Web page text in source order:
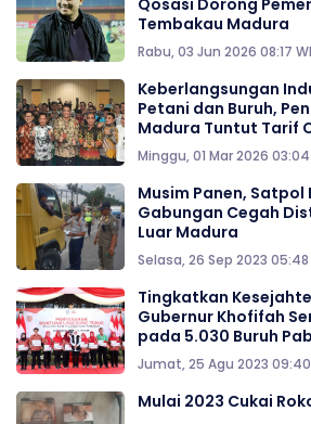
Qosasi Dorong
Tembakau Madura
Rabu, 03 Jun 2026 08:17
Keberlangsungan
Petani dan Buruh,
Madura Tuntut Tarif
Minggu, 01 Mar 2026 03:04
Musim Panen, Satpol
Gabungan Cegah
Luar Madura
Selasa, 26 Sep 2023 05:48
Tingkatkan
Gubernur Khofifah
pada 5.030 Buruh
Jumat, 25 Agu 2023 09:40
Mulai 2023 Cukai